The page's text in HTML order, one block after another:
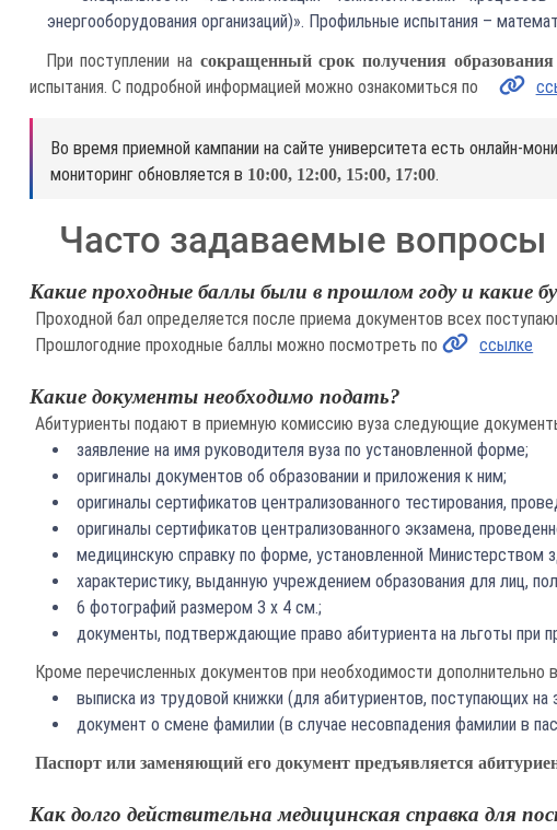
энергооборудования организаций)». Профильные испытания –
При поступлении на сокращенный срок получения образования
испытания. С подробной информацией можно ознакомиться по
Во время приемной кампании на сайте университета есть онлайн-
мониторинг обновляется в 10:00, 12:00, 15:00, 17:00.
Часто задаваемые вопросы
Какие проходные баллы были в прошлом году и какие
Проходной бал определяется после приема документов всех
Прошлогодние проходные баллы можно посмотреть по
ссылке
Какие документы необходимо подать?
Абитуриенты подают в приемную комиссию вуза следующие
заявление на имя руководителя вуза по установленной форме;
оригиналы документов об образовании и приложения к ним;
оригиналы сертификатов централизованного тестирования,
оригиналы сертификатов централизованного экзамена,
медицинскую справку по форме, установленной Министерством
характеристику, выданную учреждением образования для лиц,
6 фотографий размером 3 х 4 см.;
документы, подтверждающие право абитуриента на льготы при
Кроме перечисленных документов при необходимости
выписка из трудовой книжки (для абитуриентов, поступающих на
документ о смене фамилии (в случае несовпадения фамилии в
Паспорт или заменяющий его документ предъявляется
Как долго действительна медицинская справка для